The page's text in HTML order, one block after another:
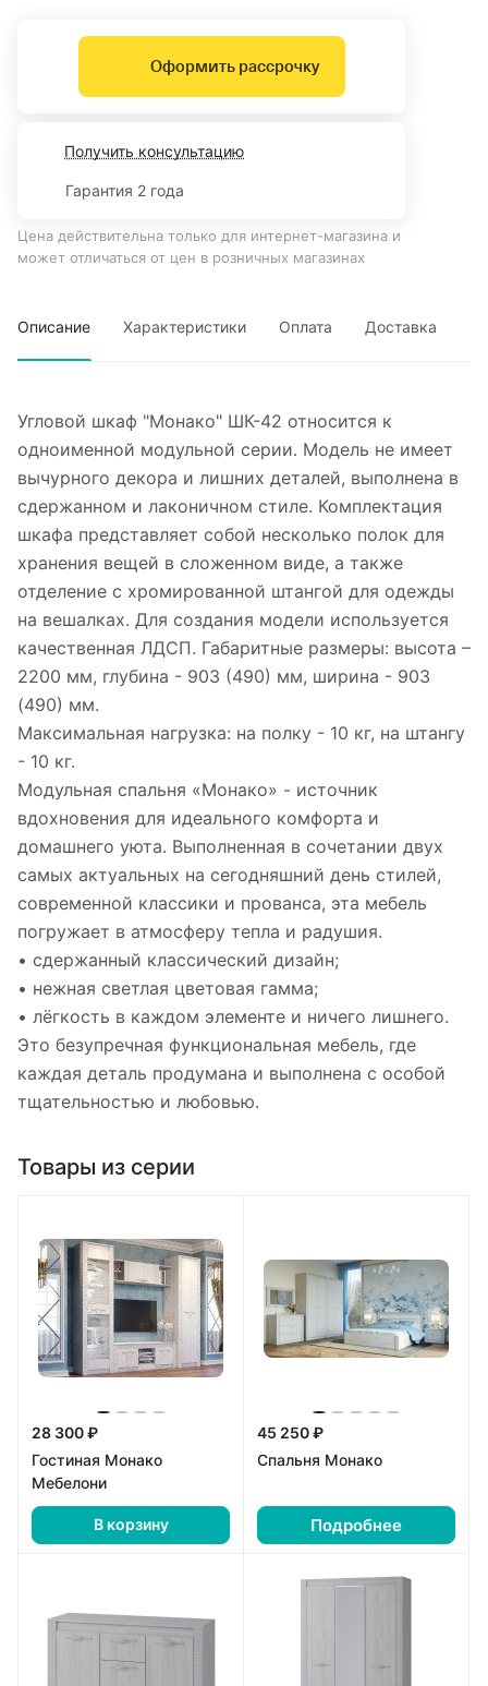
Оформить рассрочку
Получить консультацию
Гарантия 2 года
Цена действительна только для интернет-магазина и
может отличаться от цен в розничных магазинах
Описание Характеристики Оплата Доставка
Угловой шкаф "Монако" ШК-42 относится к
одноименной модульной серии. Модель не имеет
вычурного декора и лишних деталей, выполнена в
сдержанном и лаконичном стиле. Комплектация
шкафа представляет собой несколько полок для
хранения вещей в сложенном виде, а также
отделение с хромированной штангой для одежды
на вешалках. Для создания модели используется
качественная ЛДСП. Габаритные размеры: высота –
2200 мм, глубина - 903 (490) мм, ширина - 903
(490) мм.
Максимальная нагрузка: на полку - 10 кг, на штангу
- 10 кг.
Модульная спальня «Монако» - источник
вдохновения для идеального комфорта и
домашнего уюта. Выполненная в сочетании двух
самых актуальных на сегодняшний день стилей,
современной классики и прованса, эта мебель
погружает в атмосферу тепла и радушия.
• сдержанный классический дизайн;
• нежная светлая цветовая гамма;
• лёгкость в каждом элементе и ничего лишнего.
Это безупречная функциональная мебель, где
каждая деталь продумана и выполнена с особой
тщательностью и любовью.
Товары из серии
28 300 ₽
Гостиная Монако
Мебелони
В корзину
45 250 ₽
Спальня Монако
Подробнее